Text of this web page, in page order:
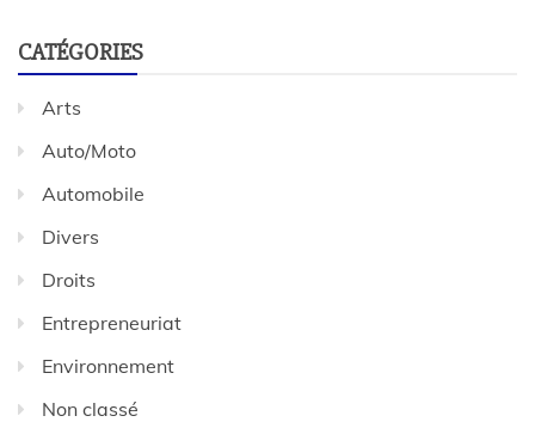
CATÉGORIES
Arts
Auto/Moto
Automobile
Divers
Droits
Entrepreneuriat
Environnement
Non classé